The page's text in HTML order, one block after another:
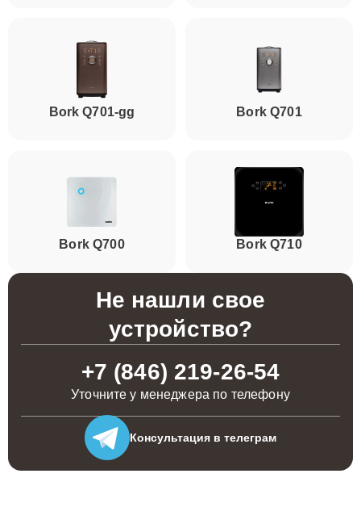
Bork Q701-gg Bork Q701
Bork Q700 Bork Q710
Не нашли свое
устройство?
+7 (846) 219-26-54
Уточните у менеджера по телефону
Консультация в телеграм